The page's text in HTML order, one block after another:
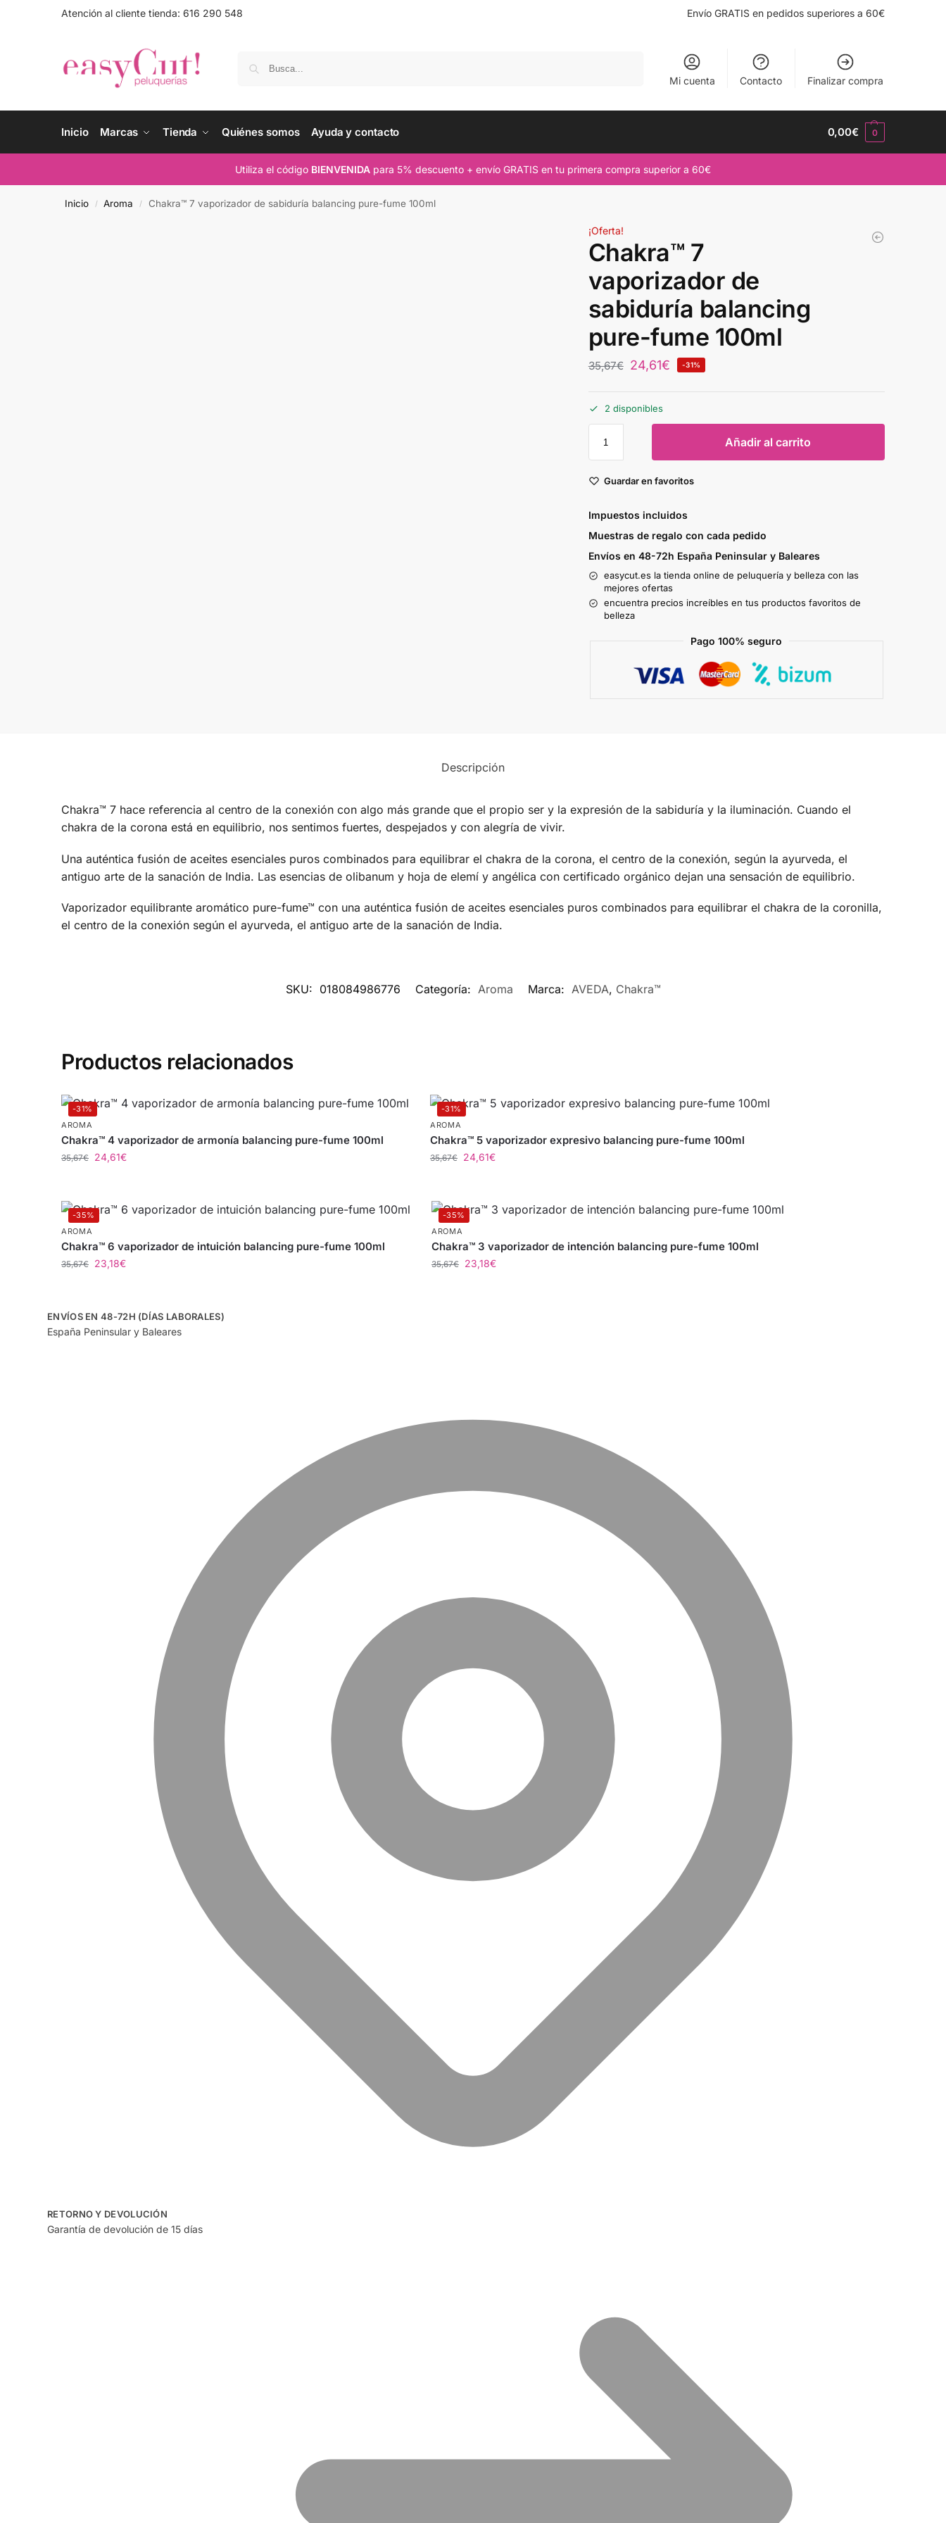
Atención al cliente tienda: 616 290 548 Envío GRATIS en pedidos superiores a 60€
Mi cuenta Contacto Finalizar compra
Inicio Marcas Tienda Quiénes somos Ayuda y contacto 0,00€ 0
Utiliza el código BIENVENIDA para 5% descuento + envío GRATIS en tu primera compra superior a 60€
Inicio / Aroma / Chakra™ 7 vaporizador de sabiduría balancing pure-fume 100ml
¡Oferta!
Chakra™ 7
vaporizador de
sabiduría balancing
pure-fume 100ml
35,67€ 24,61€ -31%
2 disponibles
Añadir al carrito
Guardar en favoritos
Impuestos incluidos
Muestras de regalo con cada pedido
Envíos en 48-72h España Peninsular y Baleares
easycut.es la tienda online de peluquería y belleza con las
mejores ofertas
encuentra precios increíbles en tus productos favoritos de
belleza
Pago 100% seguro
Descripción
Chakra™ 7 hace referencia al centro de la conexión con algo más grande que el propio ser y la expresión de la sabiduría y la iluminación. Cuando el
chakra de la corona está en equilibrio, nos sentimos fuertes, despejados y con alegría de vivir.
Una auténtica fusión de aceites esenciales puros combinados para equilibrar el chakra de la corona, el centro de la conexión, según la ayurveda, el
antiguo arte de la sanación de India. Las esencias de olibanum y hoja de elemí y angélica con certificado orgánico dejan una sensación de equilibrio.
Vaporizador equilibrante aromático pure-fume™ con una auténtica fusión de aceites esenciales puros combinados para equilibrar el chakra de la coronilla,
el centro de la conexión según el ayurveda, el antiguo arte de la sanación de India.
SKU: 018084986776 Categoría: Aroma Marca: AVEDA, Chakra™
Productos relacionados
-31%
AROMA
Chakra™ 4 vaporizador de armonía balancing pure-fume 100ml
35,67€ 24,61€
-31%
AROMA
Chakra™ 5 vaporizador expresivo balancing pure-fume 100ml
35,67€ 24,61€
-35%
AROMA
Chakra™ 6 vaporizador de intuición balancing pure-fume 100ml
35,67€ 23,18€
-35%
AROMA
Chakra™ 3 vaporizador de intención balancing pure-fume 100ml
35,67€ 23,18€
ENVÍOS EN 48-72H (DÍAS LABORALES)
España Peninsular y Baleares
RETORNO Y DEVOLUCIÓN
Garantía de devolución de 15 días